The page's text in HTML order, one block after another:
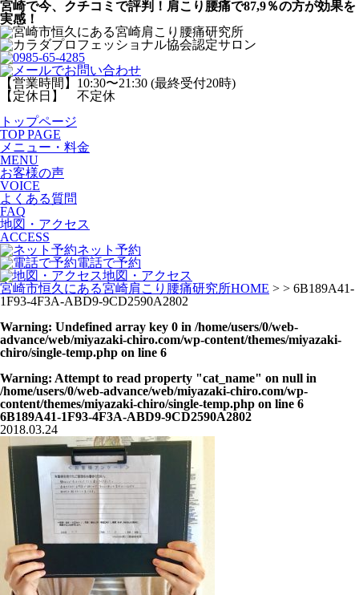
宮崎で今、クチコミで評判！肩こり腰痛で87,9％の方が効果を
実感！
【営業時間】10:30〜21:30 (最終受付20時)
【定休日】 不定休
トップページ
TOP PAGE
メニュー・料金
MENU
お客様の声
VOICE
よくある質問
FAQ
地図・アクセス
ACCESS
ネット予約
電話で予約
地図・アクセス
宮崎市恒久にある宮崎肩こり腰痛研究所HOME > > 6B189A41-
1F93-4F3A-ABD9-9CD2590A2802
Warning: Undefined array key 0 in /home/users/0/web-
advance/web/miyazaki-chiro.com/wp-content/themes/miyazaki-
chiro/single-temp.php on line 6
Warning: Attempt to read property "cat_name" on null in
/home/users/0/web-advance/web/miyazaki-chiro.com/wp-
content/themes/miyazaki-chiro/single-temp.php on line 6
6B189A41-1F93-4F3A-ABD9-9CD2590A2802
2018.03.24